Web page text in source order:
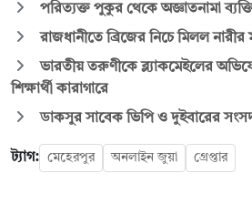
পরিত্যক্ত পুকুর থেকে অজ্ঞাতনামা
রাজধানীতে ব্রিজের নিচে মিলল নারীর
ভারতীয় তরুণীকে ব্ল্যাকমেইলের
শিক্ষার্থী কারাগারে
ডাকসুর সাবেক ভিপি ও দুইবারের সংসদ
ট্যাগ: মেহেরপুর অনলাইন জুয়া গ্রেপ্তার